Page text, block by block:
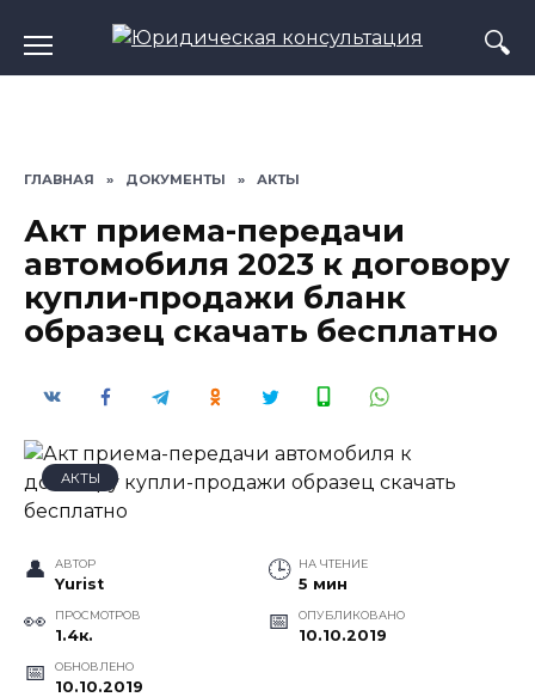
содержанию
ГЛАВНАЯ » ДОКУМЕНТЫ » АКТЫ
Акт приема-передачи
автомобиля 2023 к договору
купли-продажи бланк
образец скачать бесплатно
АКТЫ
АВТОР
Yurist
НА ЧТЕНИЕ
5 мин
ПРОСМОТРОВ
1.4к.
ОПУБЛИКОВАНО
10.10.2019
ОБНОВЛЕНО
10.10.2019